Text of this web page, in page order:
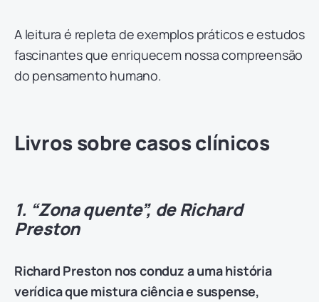
A leitura é repleta de exemplos práticos e estudos
fascinantes que enriquecem nossa compreensão
do pensamento humano.
Livros sobre casos clínicos
1. “Zona quente”, de Richard
Preston
Richard Preston nos conduz a uma história
verídica que mistura ciência e suspense,